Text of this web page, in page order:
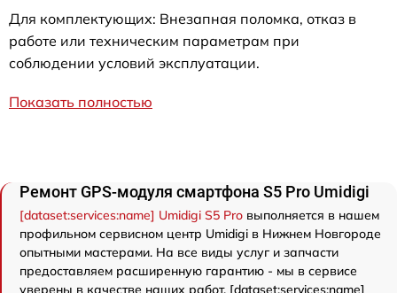
Для комплектующих: Внезапная поломка, отказ в
работе или техническим параметрам при
соблюдении условий эксплуатации.
Показать полностью
Ремонт GPS-модуля смартфона S5 Pro Umidigi
[dataset:services:name] Umidigi S5 Pro выполняется в нашем
профильном сервисном центр Umidigi в Нижнем Новгороде
опытными мастерами. На все виды услуг и запчасти
предоставляем расширенную гарантию - мы в сервисе
уверены в качестве наших работ. [dataset:services:name]